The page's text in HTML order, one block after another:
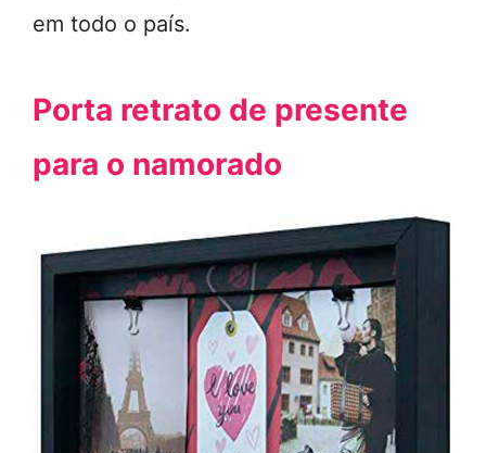
em todo o país.
Porta retrato de presente
para o namorado